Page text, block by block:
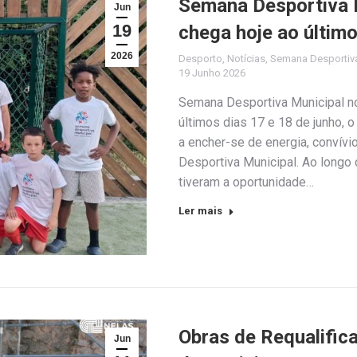
Jun
19
2026
Semana Desportiva
chega hoje ao
Desporto Notícias Semana
19 Junho 2026
Semana Desportiva Municipal
últimos dias 17 e 18 de junho,
a encher-se de energia,
Desportiva Municipal. Ao
tiveram a oportunidade…
Ler mais
Jun
Obras de